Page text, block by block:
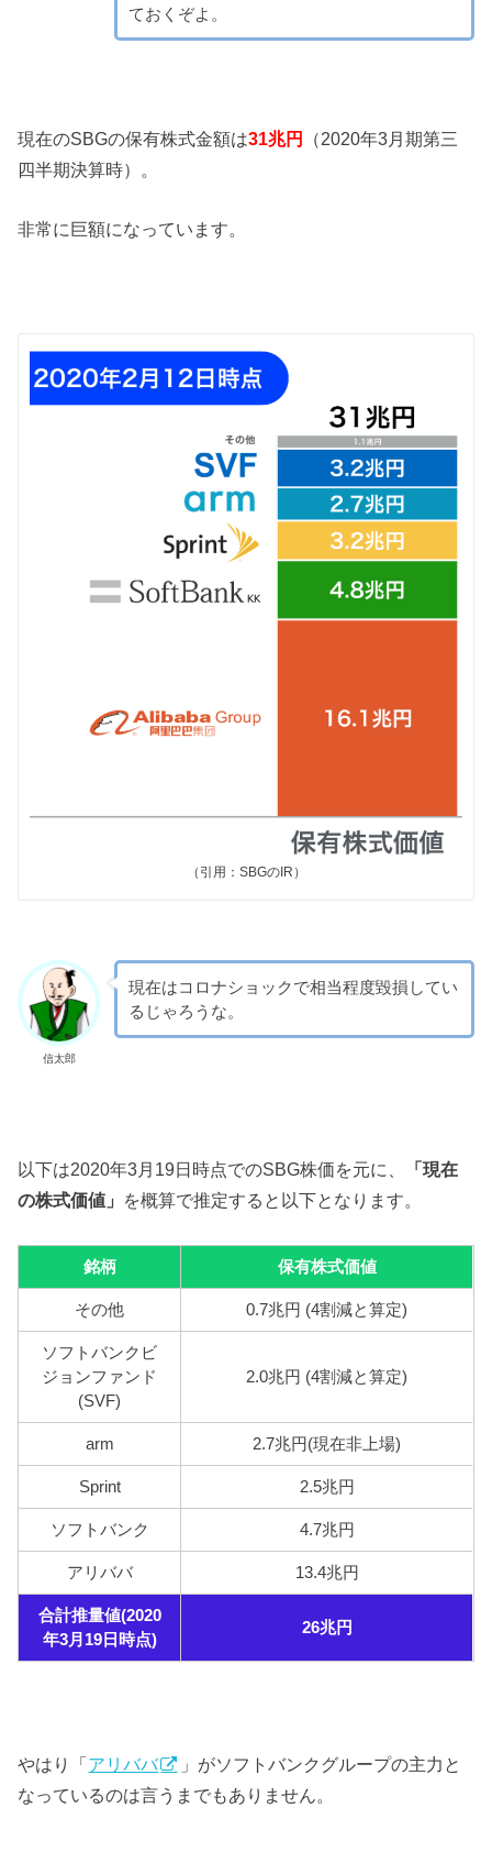
ておくぞよ。
現在のSBGの保有株式金額は31兆円
（2020年3月期第三
四半期決算時）。
非常に巨額になっています。
（引用：SBGのIR）
信太郎
現在はコロナショックで相当程度毀損してい
るじゃろうな。
以下は2020年3月19日時点でのSBG株価を元に、
「現在
の株式価値」 を概算で推定すると以下となります。
銘柄 保有株式価値
その他 0.7兆円 (4割減と算定)
ソフトバンクビ
ジョンファンド
(SVF)
2.0兆円 (4割減と算定)
arm 2.7兆円(現在非上場)
Sprint 2.5兆円
ソフトバンク 4.7兆円
アリババ 13.4兆円
合計推量値(2020
年3月19日時点)
26兆円
やはり「アリババ
」がソフトバンクグループの主力と
なっているのは言うまでもありません。